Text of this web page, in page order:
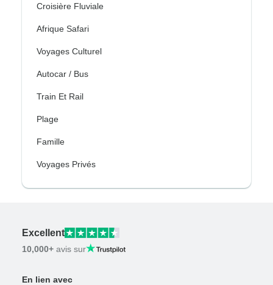
Croisière Fluviale
Afrique Safari
Voyages Culturel
Autocar / Bus
Train Et Rail
Plage
Famille
Voyages Privés
Excellent
10,000+ avis sur
En lien avec